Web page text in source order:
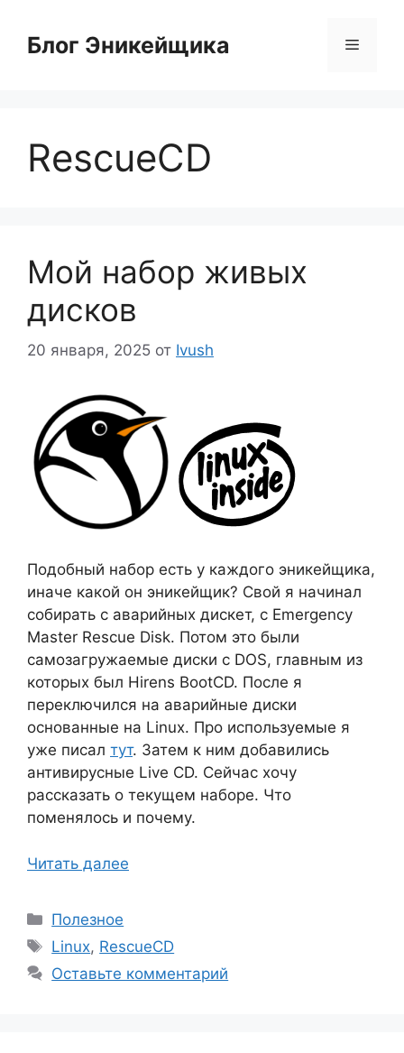
содержимому
Блог Эникейщика Меню
RescueCD
Мой набор живых
дисков
20 января, 2025 от Ivush
Подобный набор есть у каждого эникейщика,
иначе какой он эникейщик? Свой я начинал
собирать с аварийных дискет, с Emergency
Master Rescue Disk. Потом это были
самозагружаемые диски с DOS, главным из
которых был Hirens BootCD. После я
переключился на аварийные диски
основанные на Linux. Про используемые я
уже писал тут. Затем к ним добавились
антивирусные Live CD. Сейчас хочу
рассказать о текущем наборе. Что
поменялось и почему.
Читать далее
Рубрики
Полезное
Метки
Linux, RescueCD
Оставьте комментарий